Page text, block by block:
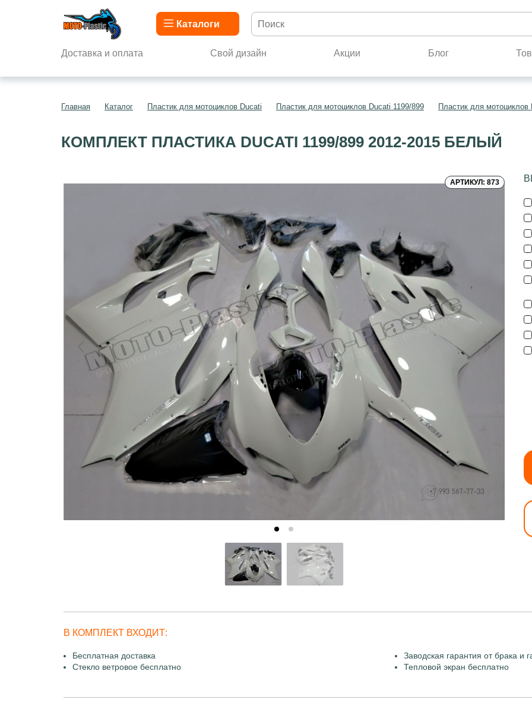
Каталоги
Доставка и оплата Свой дизайн Акции Блог
Главная Каталог Пластик для мотоциклов Ducati Пластик для мотоциклов Ducati 1199/899 Пластик для мотоциклов
КОМПЛЕКТ ПЛАСТИКА DUCATI 1199/899 2012-2015 БЕЛЫЙ
АРТИКУЛ: 873
В КОМПЛЕКТ ВХОДИТ:
Бесплатная доставка
Заводская гарантия от брака и
Стекло ветровое бесплатно
Тепловой экран бесплатно